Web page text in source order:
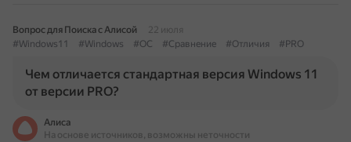
Вопрос для Поиска с Алисой
22 июля
#Windows11
#Windows #ОС #Сравнение #Отличия #PRO
Чем отличается стандартная версия Windows 11
от версии PRO?
Алиса
На основе источников, возможны неточности